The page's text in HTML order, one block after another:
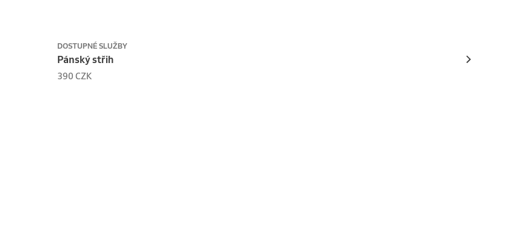
DOSTUPNÉ SLUŽBY
Pánský střih
390 CZK